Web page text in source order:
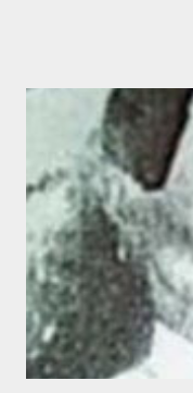
inclinación artística.
cuando debutó en el
auspiciaba el diario
Canal 2. Allí se dio a
en el Coney Island y
Tania comenzó a
clases de canto y
siguientes
Bello y Manuel